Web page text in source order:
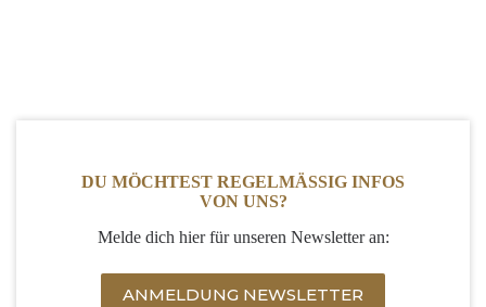
DU MÖCHTEST REGELMÄSSIG INFOS
VON UNS?
Melde dich hier für unseren Newsletter an:
ANMELDUNG NEWSLETTER